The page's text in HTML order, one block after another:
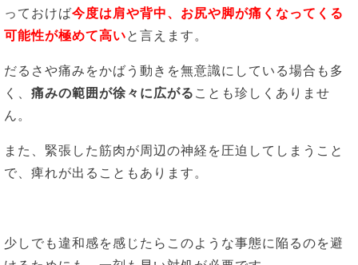
っておけば今度は肩や背中、お尻や脚が痛くなってくる
可能性が極めて高いと言えます。
だるさや痛みをかばう動きを無意識にしている場合も多
く、 痛みの範囲が徐々に広がる ことも珍しくありませ
ん。
また、緊張した筋肉が周辺の神経を圧迫してしまうこと
で、痺れが出ることもあります。
少しでも違和感を感じたらこのような事態に陥るのを避